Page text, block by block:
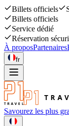
Billets officiels
Billets officiels
Service dédié
Réservation
À proposPartenaires
fr
Savourez les plus